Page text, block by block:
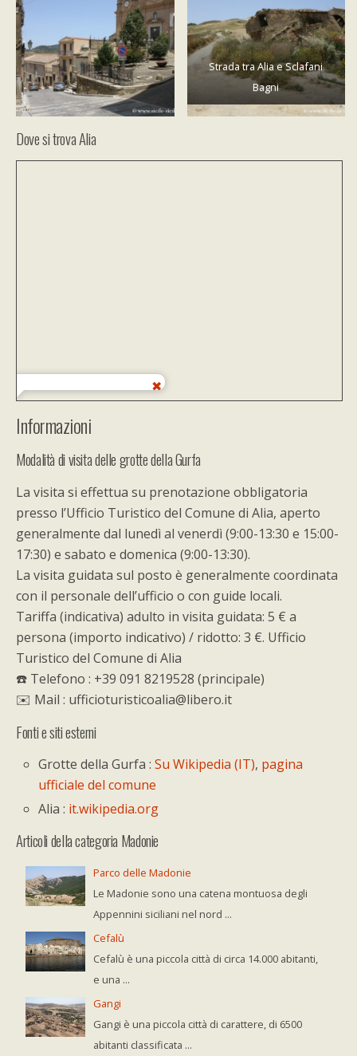
Strada tra Alia e Sclafani
Bagni
Dove si trova Alia
Informazioni
Modalità di visita delle grotte della Gurfa
La visita si effettua su prenotazione obbligatoria
presso l’Ufficio Turistico del Comune di Alia, aperto
generalmente dal lunedì al venerdì (9:00-13:30 e 15:00-
17:30) e sabato e domenica (9:00-13:30).
La visita guidata sul posto è generalmente coordinata
con il personale dell’ufficio o con guide locali.
Tariffa (indicativa) adulto in visita guidata: 5 € a
persona (importo indicativo) / ridotto: 3 €. Ufficio
Turistico del Comune di Alia
☎️ Telefono : +39 091 8219528 (principale)
✉️ Mail : ufficioturisticoalia@libero.it
Fonti e siti esterni
Grotte della Gurfa :Su Wikipedia (IT), pagina
ufficiale del comune
Alia : it.wikipedia.org
Articoli della categoria Madonie
Parco delle Madonie
Le Madonie sono una catena montuosa degli
Appennini siciliani nel nord ...
Cefalù
Cefalù è una piccola città di circa 14.000 abitanti,
e una ...
Gangi
Gangi è una piccola città di carattere, di 6500
abitanti classificata ...